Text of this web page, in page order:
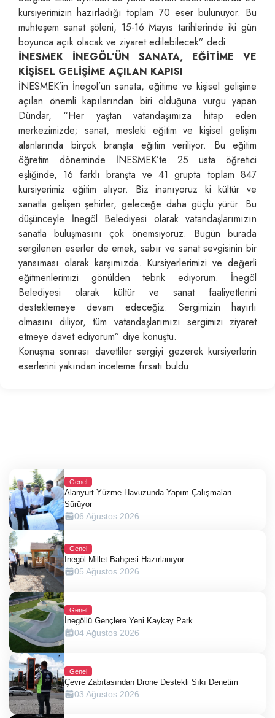
kursiyerimizin hazırladığı toplam 70 eser bulunuyor. Bu
muhteşem sanat şöleni, 15-16 Mayıs tarihlerinde iki gün
boyunca açık olacak ve ziyaret edilebilecek” dedi.
İNESMEK İNEGÖL’ÜN SANATA, EĞİTİME VE
KİŞİSEL GELİŞİME AÇILAN KAPISI
İNESMEK’in İnegöl’ün sanata, eğitime ve kişisel gelişime
açılan önemli kapılarından biri olduğuna vurgu yapan
Dündar, “Her yaştan vatandaşımıza hitap eden
merkezimizde; sanat, mesleki eğitim ve kişisel gelişim
alanlarında birçok branşta eğitim veriliyor. Bu eğitim
öğretim döneminde İNESMEK’te 25 usta öğretici
eşliğinde, 16 farklı branşta ve 41 grupta toplam 847
kursiyerimiz eğitim alıyor. Biz inanıyoruz ki kültür ve
sanatla gelişen şehirler, geleceğe daha güçlü yürür. Bu
düşünceyle İnegöl Belediyesi olarak vatandaşlarımızın
sanatla buluşmasını çok önemsiyoruz. Bugün burada
sergilenen eserler de emek, sabır ve sanat sevgisinin bir
yansıması olarak karşımızda. Kursiyerlerimizi ve değerli
eğitmenlerimizi gönülden tebrik ediyorum. İnegöl
Belediyesi olarak kültür ve sanat faaliyetlerini
desteklemeye devam edeceğiz. Sergimizin hayırlı
olmasını diliyor, tüm vatandaşlarımızı sergimizi ziyaret
etmeye davet ediyorum” diye konuştu.
Konuşma sonrası davetliler sergiyi gezerek kursiyerlerin
eserlerini yakından inceleme fırsatı buldu.
Genel
Alanyurt Yüzme Havuzunda Yapım Çalışmaları
Sürüyor
06 Ağustos 2026
Genel
İnegöl Millet Bahçesi Hazırlanıyor
05 Ağustos 2026
Genel
İnegöllü Gençlere Yeni Kaykay Park
04 Ağustos 2026
Genel
Çevre Zabıtasından Drone Destekli Sıkı Denetim
03 Ağustos 2026